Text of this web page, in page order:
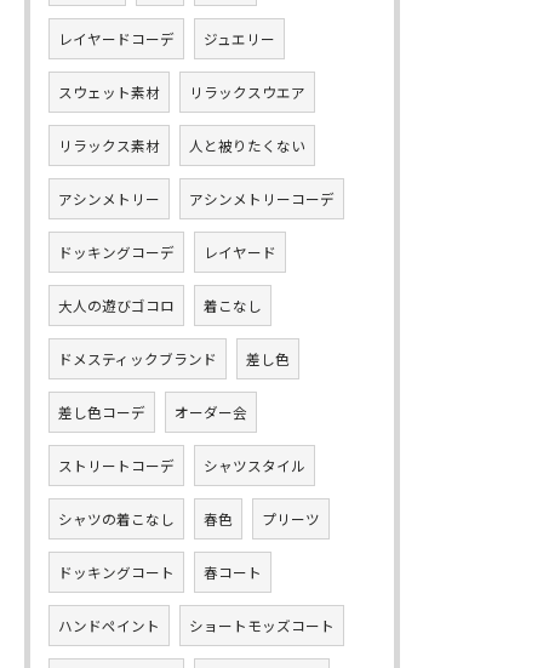
レイヤードコーデ ジュエリー
スウェット素材 リラックスウエア
リラックス素材 人と被りたくない
アシンメトリー アシンメトリーコーデ
ドッキングコーデ レイヤード
大人の遊びゴコロ 着こなし
ドメスティックブランド 差し色
差し色コーデ オーダー会
ストリートコーデ シャツスタイル
シャツの着こなし 春色 プリーツ
ドッキングコート 春コート
ハンドペイント ショートモッズコート